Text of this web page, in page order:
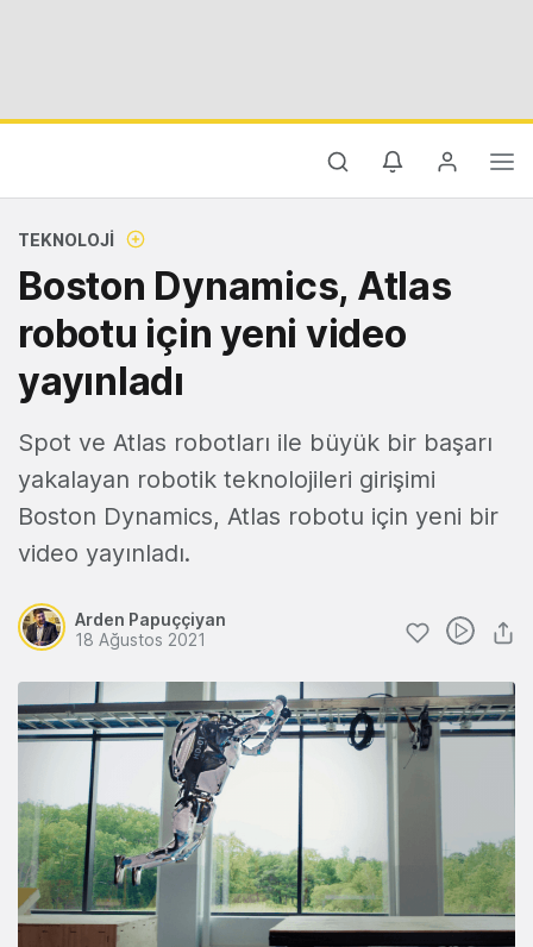
TEKNOLOJI
Boston Dynamics, Atlas
robotu için yeni video
yayınladı
Spot ve Atlas robotları ile büyük bir başarı
yakalayan robotik teknolojileri girişimi
Boston Dynamics, Atlas robotu için yeni bir
video yayınladı.
Arden Papuççiyan
18 Ağustos 2021